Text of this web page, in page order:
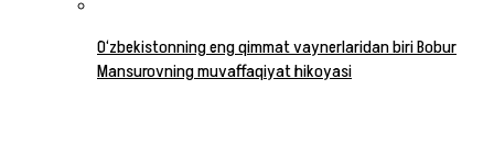
O‘zbekistonning eng qimmat vaynerlaridan biri Bobur
Mansurovning muvaffaqiyat hikoyasi